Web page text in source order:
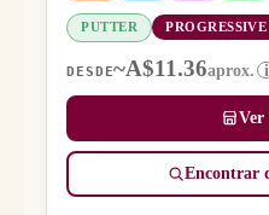
PUTTER
DESDE~A$11.36aprox. i
Ver
Encontrar